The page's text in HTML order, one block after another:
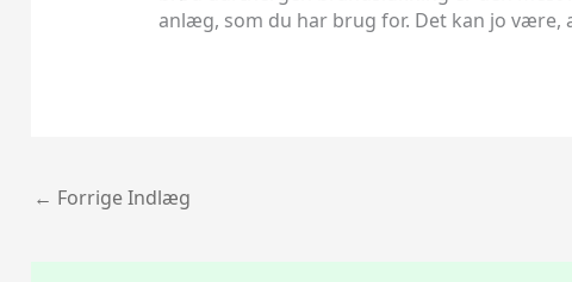
anlæg, som du har brug for. Det kan jo være,
← Forrige Indlæg